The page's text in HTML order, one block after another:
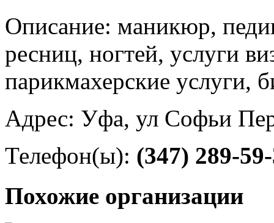
Описание: маникюр,
ресниц, ногтей, услуги
парикмахерские услуги,
Адрес: Уфа, ул Софьи
Телефон(ы): (347) 289-
Похожие организации